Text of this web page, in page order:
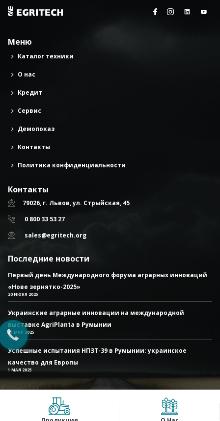
Меню
Каталог техники
О нас
Кредит
Сервис
Демопоказ
Контакты
Политика конфиденциальности
Контакты
79026, г. Львов, ул. Стрыйская, 45
0 800 33 53 27
sales@egritech.org
Последние новости
Первый день Международного форума аграрных инноваций
«Нове зернятко-2025»
20 ИЮНЯ 2025
Украинские аграрные инновации на международной
выставке AgriPlanta в Румынии
23 МАЯ 2025
Успешные испытания НПЗТ-39 в Румынии: украинское
качество для Европы
1 МАЯ 2025